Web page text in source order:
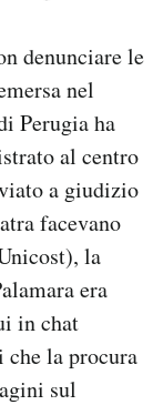
denunciare le
nel
Perugia ha
al centro
a giudizio
facevano
la
era
in chat
la procura
sul